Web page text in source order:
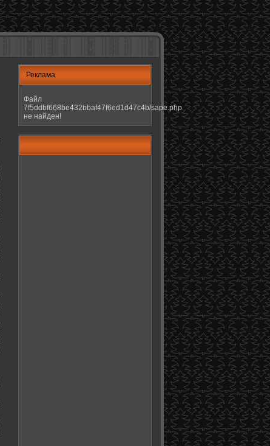
Реклама
Файл
7f5ddbf668be432bbaf47f6ed1d47c4b/sape.php
не найден!